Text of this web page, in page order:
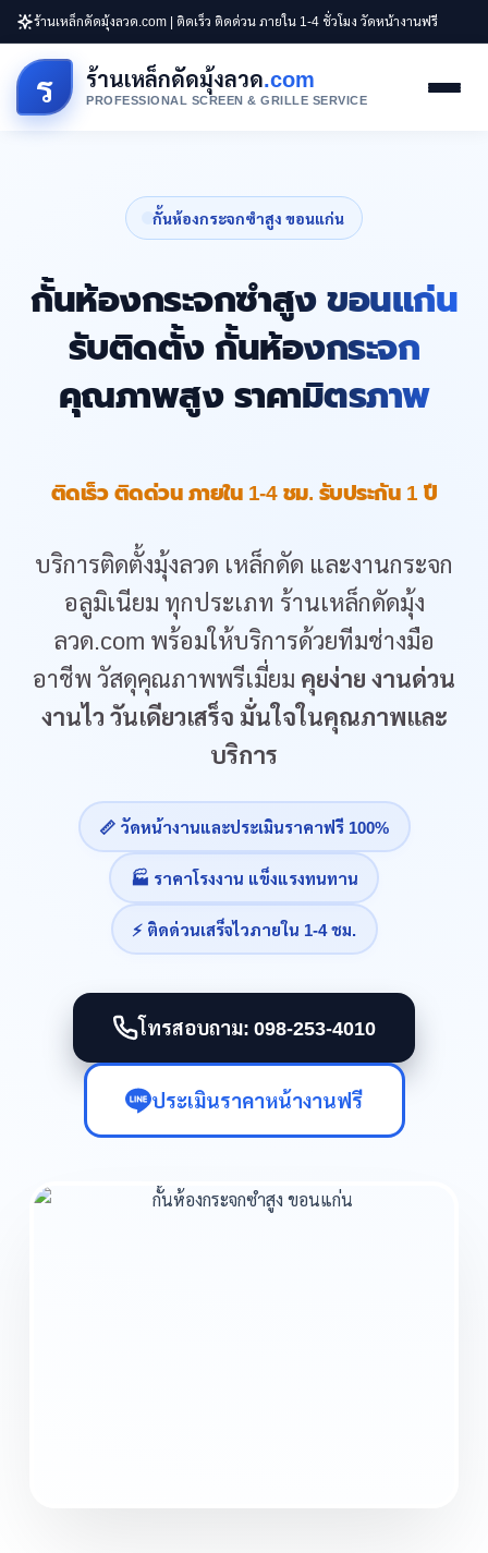
ร้านเหล็กดัดมุ้งลวด.com | ติดเร็ว ติดด่วน ภายใน 1-4 ชั่วโมง วัดหน้างานฟรี
ร ร้านเหล็กดัดมุ้งลวด.com
PROFESSIONAL SCREEN & GRILLE SERVICE
กั้นห้องกระจกซำสูง ขอนแก่น
กั้นห้องกระจกซำสูง ขอนแก่น
รับติดตั้ง กั้นห้องกระจก
คุณภาพสูง ราคามิตรภาพ
ติดเร็ว ติดด่วน ภายใน 1-4 ชม. รับประกัน 1 ปี
บริการติดตั้งมุ้งลวด เหล็กดัด และงานกระจก
อลูมิเนียม ทุกประเภท ร้านเหล็กดัดมุ้ง
ลวด.com พร้อมให้บริการด้วยทีมช่างมือ
อาชีพ วัสดุคุณภาพพรีเมี่ยม คุยง่าย งานด่วน
งานไว วันเดียวเสร็จ มั่นใจในคุณภาพและ
บริการ
📏 วัดหน้างานและประเมินราคาฟรี 100%
🏭 ราคาโรงงาน แข็งแรงทนทาน
⚡ ติดด่วนเสร็จไวภายใน 1-4 ชม.
โทรสอบถาม: 098-253-4010
ประเมินราคาหน้างานฟรี